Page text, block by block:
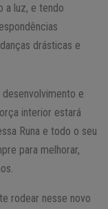
a luz, e tendo
drásticas e
desenvolvimento e
interior estará
Runa e todo o seu
para melhorar,
rodear nesse novo